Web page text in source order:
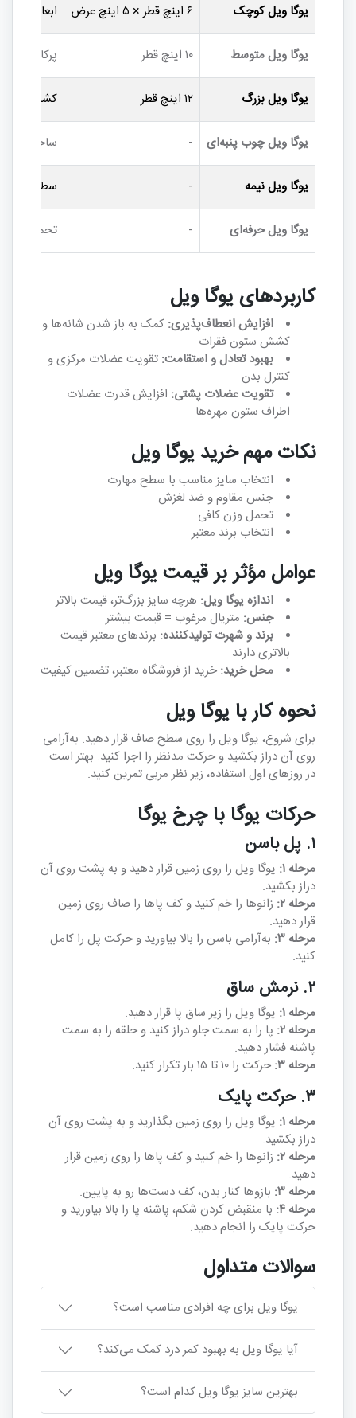
یوگا ویل کوچک ۶ اینچ قطر × ۵ اینچ عرض ابعاد
یوگا ویل متوسط ۱۰ اینچ قطر
یوگا ویل بزرگ ۱۲ اینچ قطر کشش
یوگا ویل چوب پنبه‌ای - ساخته‌شده
یوگا ویل نیمه - سطح صاف
یوگا ویل حرفه‌ای - تحمل وزن
کاربردهای یوگا ویل
افزایش انعطاف‌پذیری: کمک به باز شدن شانه‌ها و
کشش ستون فقرات
بهبود تعادل و استقامت: تقویت عضلات مرکزی و
کنترل بدن
تقویت عضلات پشتی: افزایش قدرت عضلات
اطراف ستون مهره‌ها
نکات مهم خرید یوگا ویل
انتخاب سایز مناسب با سطح مهارت
جنس مقاوم و ضد لغزش
تحمل وزن کافی
انتخاب برند معتبر
عوامل مؤثر بر قیمت یوگا ویل
اندازه یوگا ویل: هرچه سایز بزرگ‌تر، قیمت بالاتر
جنس: متریال مرغوب = قیمت بیشتر
برند و شهرت تولیدکننده: برندهای معتبر قیمت
بالاتری دارند
محل خرید: خرید از فروشگاه معتبر، تضمین کیفیت
نحوه کار با یوگا ویل
برای شروع، یوگا ویل را روی سطح صاف قرار دهید. به‌آرامی
روی آن دراز بکشید و حرکت مدنظر را اجرا کنید. بهتر است
در روزهای اول استفاده، زیر نظر مربی تمرین کنید.
حرکات یوگا با چرخ یوگا
۱. پل باسن
مرحله ۱:
یوگا ویل را روی زمین قرار دهید و به پشت روی آن
دراز بکشید.
مرحله ۲:
زانوها را خم کنید و کف پاها را صاف روی زمین
قرار دهید.
مرحله ۳:
به‌آرامی باسن را بالا بیاورید و حرکت پل را کامل
کنید.
۲. نرمش ساق
مرحله ۱:
یوگا ویل را زیر ساق پا قرار دهید.
مرحله ۲:
پا را به سمت جلو دراز کنید و حلقه را به سمت
پاشنه فشار دهید.
مرحله ۳:
حرکت را ۱۰ تا ۱۵ بار تکرار کنید.
۳. حرکت پایک
مرحله ۱:
یوگا ویل را روی زمین بگذارید و به پشت روی آن
دراز بکشید.
مرحله ۲:
زانوها را خم کنید و کف پاها را روی زمین قرار
دهید.
مرحله ۳:
بازوها کنار بدن، کف دست‌ها رو به پایین.
مرحله ۴:
با منقبض کردن شکم، پاشنه پا را بالا بیاورید و
حرکت پایک را انجام دهید.
سوالات متداول
یوگا ویل برای چه افرادی مناسب است؟
آیا یوگا ویل به بهبود کمر درد کمک می‌کند؟
بهترین سایز یوگا ویل کدام است؟